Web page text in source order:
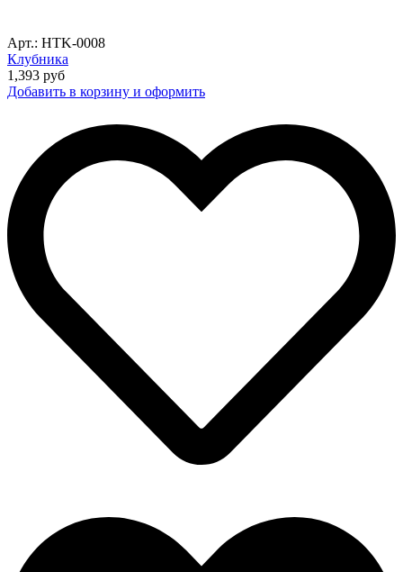
Арт.: HTK-0008
Клубника
1,393 руб
Добавить в корзину и оформить